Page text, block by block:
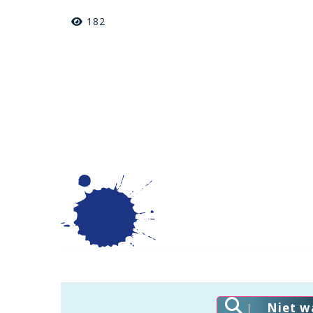
182
Niet